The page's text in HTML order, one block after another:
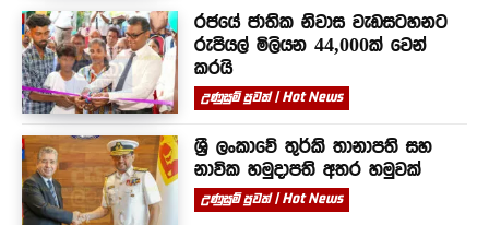
රජයේ ජාතික නිවාස වැඩසටහනට
රුපියල් මිලියන 44,000ක් වෙන්
කරයි
උණුසුම් පුවත් | Hot News
ශ්‍රී ලංකාවේ තුර්කි තානාපති සහ
නාවික හමුදාපති අතර හමුවක්
උණුසුම් පුවත් | Hot News